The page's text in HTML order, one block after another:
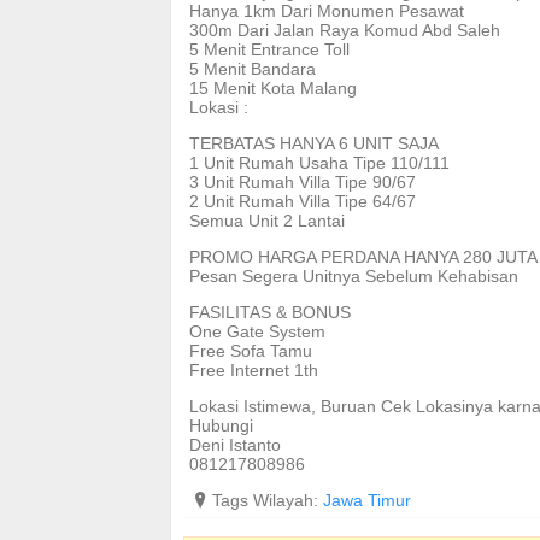
Hanya 1km Dari Monumen Pesawat
300m Dari Jalan Raya Komud Abd Saleh
5 Menit Entrance Toll
5 Menit Bandara
15 Menit Kota Malang
Lokasi :
TERBATAS HANYA 6 UNIT SAJA
1 Unit Rumah Usaha Tipe 110/111
3 Unit Rumah Villa Tipe 90/67
2 Unit Rumah Villa Tipe 64/67
Semua Unit 2 Lantai
PROMO HARGA PERDANA HANYA 280 JUTA
Pesan Segera Unitnya Sebelum Kehabisan
FASILITAS & BONUS
One Gate System
Free Sofa Tamu
Free Internet 1th
Lokasi Istimewa, Buruan Cek Lokasinya
Hubungi
Deni Istanto
081217808986
? Tags Wilayah: Jawa Timur